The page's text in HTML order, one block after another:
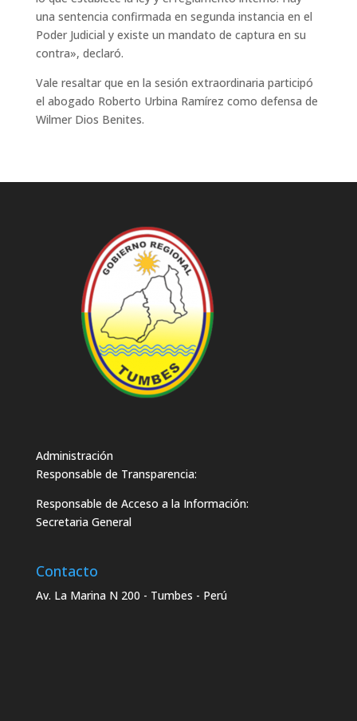
una sentencia confirmada en segunda instancia en el
Poder Judicial y existe un mandato de captura en su
contra», declaró.
Vale resaltar que en la sesión extraordinaria participó
el abogado Roberto Urbina Ramírez como defensa de
Wilmer Dios Benites.
Administración
Responsable de Transparencia:
Responsable de Acceso a la Información:
Secretaria General
Contacto
Av. La Marina N 200 - Tumbes - Perú